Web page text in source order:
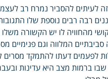
לעיתים להסביר נמרח רב
רבה רבים נוספת שלו
מהחוויה לו יש הקשורה משלו
המלווה וגם פנימיים
לפעמים דעתו להתמקד
ברמות מצב היא עדינות